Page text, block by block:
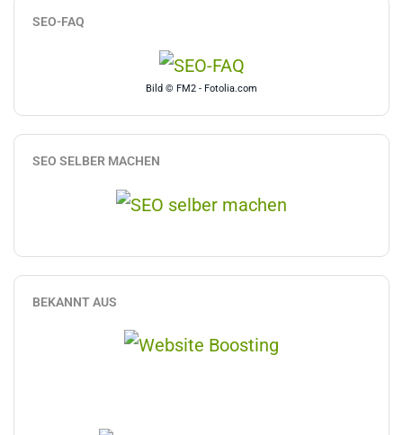
SEO-FAQ
Bild © FM2 - Fotolia.com
SEO SELBER MACHEN
BEKANNT AUS